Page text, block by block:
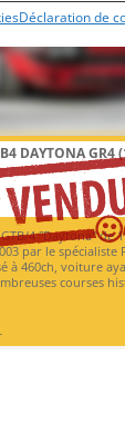
Déclaration de
DAYTONA GR4
4 "Daytona" de
par le spécialiste
à 460ch, voiture
courses